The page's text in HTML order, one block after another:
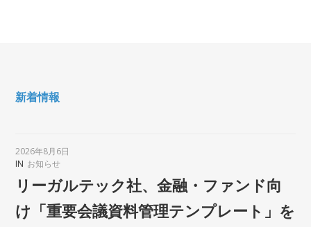
新着情報
2026年8月6日
IN お知らせ
リーガルテック社、金融・ファンド向
け「重要会議資料管理テンプレート」を